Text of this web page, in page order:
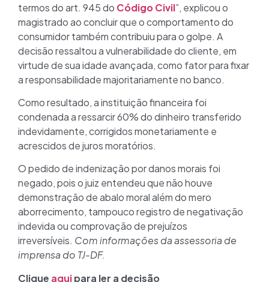
termos do art. 945 do Código Civil”, explicou o
magistrado ao concluir que o comportamento do
consumidor também contribuiu para o golpe. A
decisão ressaltou a vulnerabilidade do cliente, em
virtude de sua idade avançada, como fator para fixar
a responsabilidade majoritariamente no banco.
Como resultado, a instituição financeira foi
condenada a ressarcir 60% do dinheiro transferido
indevidamente, corrigidos monetariamente e
acrescidos de juros moratórios.
O pedido de indenização por danos morais foi
negado, pois o juiz entendeu que não houve
demonstração de abalo moral além do mero
aborrecimento, tampouco registro de negativação
indevida ou comprovação de prejuízos
irreversíveis. Com informações da assessoria de
imprensa do TJ-DF.
Clique aquipara ler a decisão